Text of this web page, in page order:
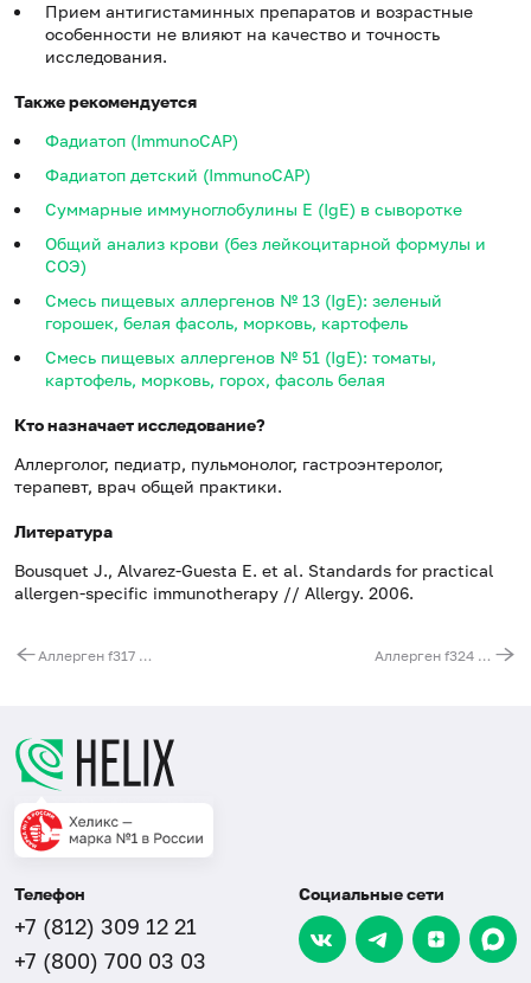
Прием антигистаминных препаратов и возрастные
особенности не влияют на качество и точность
исследования.
Также рекомендуется
Фадиатоп (ImmunoCAP)
Фадиатоп детский (ImmunoCAP)
Суммарные иммуноглобулины E (IgE) в сыворотке
Общий анализ крови (без лейкоцитарной формулы и
СОЭ)
Смесь пищевых аллергенов № 13 (IgE): зеленый
горошек, белая фасоль, морковь, картофель
Смесь пищевых аллергенов № 51 (IgE): томаты,
картофель, морковь, горох, фасоль белая
Кто назначает исследование?
Аллерголог, педиатр, пульмонолог, гастроэнтеролог,
терапевт, врач общей практики.
Литература
Bousquet J., Alvarez-Guesta E. et al. Standards for practical
allergen-specific immunotherapy // Allergy. 2006.
Аллерген f317 - кориандр, IgE (ImmunoCAP) Аллерген f324 - хмель, IgE (ImmunoCAP)
Телефон
+7 (812) 309 12 21
+7 (800) 700 03 03
Социальные сети